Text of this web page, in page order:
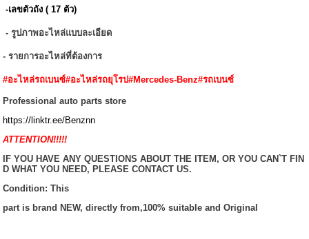
-เลขตัวถัง ( 17 ตัว)
- รูปภาพอะไหล่แบบละเอียด
- รายการอะไหล่ที่ต้องการ
#อะไหล่รถเบนซ์#อะไหล่รถยุโรป#Mercedes-Benz#รถเบนซ์
Professional auto parts store
https://linktr.ee/Benznn
ATTENTION!!!!!
IF YOU HAVE ANY QUESTIONS ABOUT THE ITEM, OR YOU CAN`T FIN
D WHAT YOU NEED, PLEASE CONTACT US.
Condition: This
part is brand NEW, directly from,100% suitable and Original